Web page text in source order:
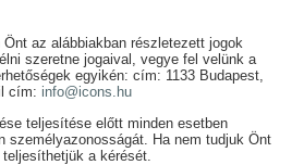
az alábbiakban részletezett jogok
szeretne jogaival, vegye fel velünk a
egyikén: cím: 1133 Budapest,
cím: info@icons.hu
teljesítése előtt minden esetben
személyazonosságát. Ha nem tudjuk Önt
a kérését.